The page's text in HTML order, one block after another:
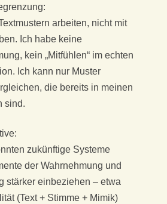
arbeiten, nicht mit
Ich habe keine
kein „Mitfühlen“ im echten
Ich kann nur Muster
die bereits in meinen
sind.
zukünftige Systeme
der Wahrnehmung und
stärker einbeziehen – etwa
(Text + Stimme + Mimik)